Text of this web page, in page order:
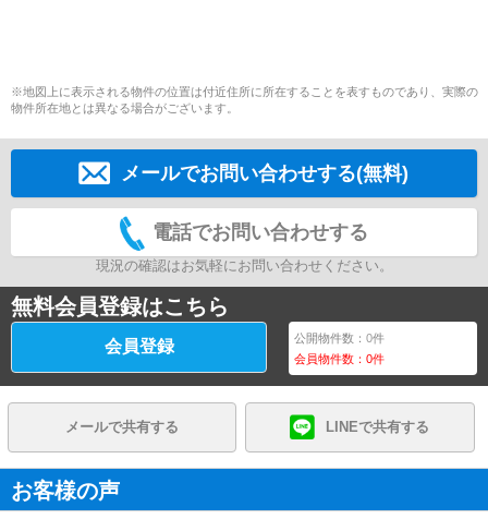
※地図上に表示される物件の位置は付近住所に所在することを表すものであり、実際の
物件所在地とは異なる場合がございます。
メールでお問い合わせする(無料)
電話でお問い合わせする
現況の確認はお気軽にお問い合わせください。
無料会員登録はこちら
会員登録 公開物件数：0件
会員物件数：0件
メールで共有する LINEで共有する
お客様の声